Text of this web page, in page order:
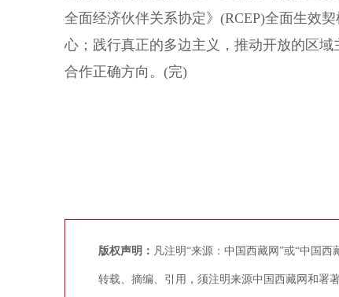
全面经济伙伴关系协定》(RCEP)全面生效
心；践行真正的多边主义，推动开放的区
合作正确方向。(完)
版权声明： 凡注明“来源：中国西藏网”或“中国
转载、摘编、引用，须注明来源中国西藏网和署